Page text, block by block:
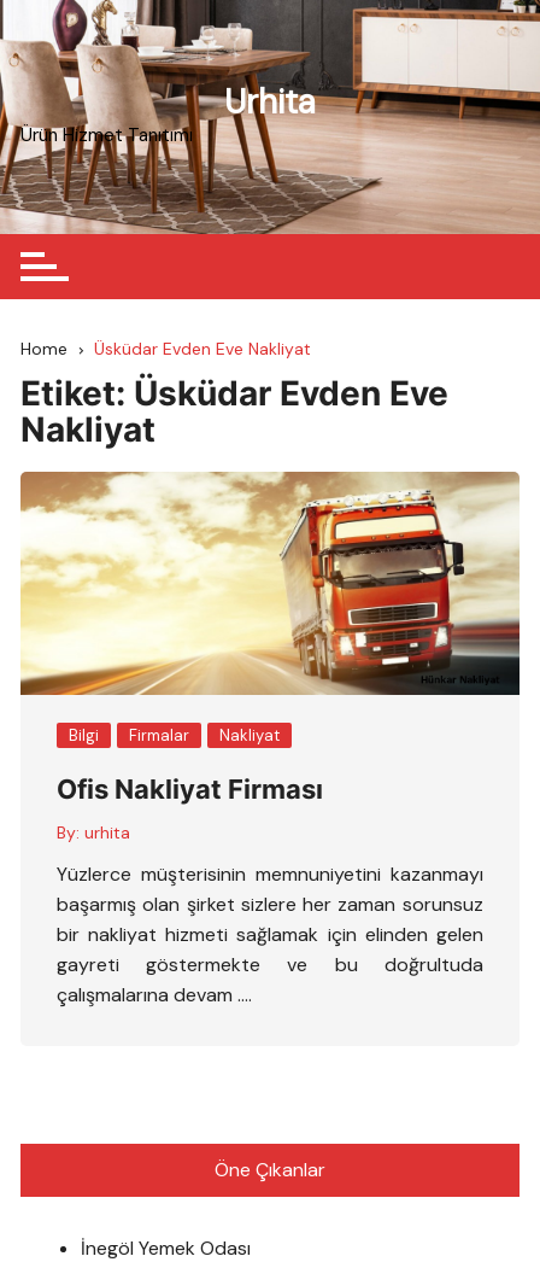
to
content
Urhita
Ürün Hizmet Tanıtımı
Home Üsküdar Evden Eve Nakliyat
Etiket: Üsküdar Evden Eve
Nakliyat
Bilgi Firmalar Nakliyat
Ofis Nakliyat Firması
By: urhita
Yüzlerce müşterisinin memnuniyetini kazanmayı
başarmış olan şirket sizlere her zaman sorunsuz
bir nakliyat hizmeti sağlamak için elinden gelen
gayreti göstermekte ve bu doğrultuda
çalışmalarına devam ….
Öne Çıkanlar
İnegöl Yemek Odası